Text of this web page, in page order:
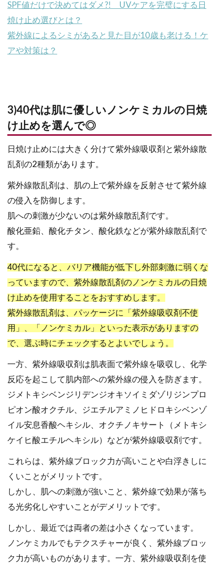
SPF値だけで決めてはダメ?! UVケアを完璧にする日
焼け止め選びとは？
紫外線によるシミがあると見た目が10歳も老ける！ケ
アや対策は？
3)40代は肌に優しいノンケミカルの日焼
け止めを選んで◎
日焼け止めには大きく分けて紫外線吸収剤と紫外線散
乱剤の2種類があります。
紫外線散乱剤は、肌の上で紫外線を反射させて紫外線
の侵入を防御します。
肌への刺激が少ないのは紫外線散乱剤です。
酸化亜鉛、酸化チタン、酸化鉄などが紫外線散乱剤で
す。
40代になると、バリア機能が低下し外部刺激に弱くな
っていますので、紫外線散乱剤のノンケミカルの日焼
け止めを使用することをおすすめします。
紫外線散乱剤は、パッケージに「紫外線吸収剤不使
用」、「ノンケミカル」といった表示がありますの
で、選ぶ時にチェックするとよいでしょう。
一方、紫外線吸収剤は肌表面で紫外線を吸収し、化学
反応を起こして肌内部への紫外線の侵入を防ぎます。
ジメトキシベンジリデンジオキソイミダゾリジンプロ
ピオン酸オクチル、ジエチルアミノヒドロキシベンゾ
イル安息香酸ヘキシル、オクチノキサート（メトキシ
ケイヒ酸エチルヘキシル）などが紫外線吸収剤です。
これらは、紫外線ブロック力が高いことや白浮きしに
くいことがメリットです。
しかし、肌への刺激が強いこと、紫外線で効果が落ち
る光劣化しやすいことがデメリットです。
しかし、最近では両者の差は小さくなっています。
ノンケミカルでもテクスチャーが良く、紫外線ブロッ
ク力が高いものがあります。一方、紫外線吸収剤を使